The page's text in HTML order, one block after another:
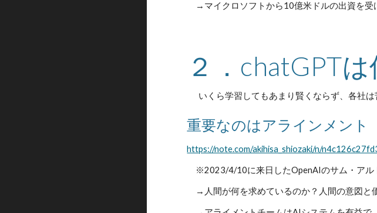
→マイクロソフトから10億米ドルの出資を受
２．chatGPT
いくら学習してもあまり賢くならず、各社
重要なのはアラインメント
https://note.com/akihisa_shiozaki/n/
※2023/4/10に来日したOpenAIのサム・アル
→人間が何を求めているのか？人間の意図と